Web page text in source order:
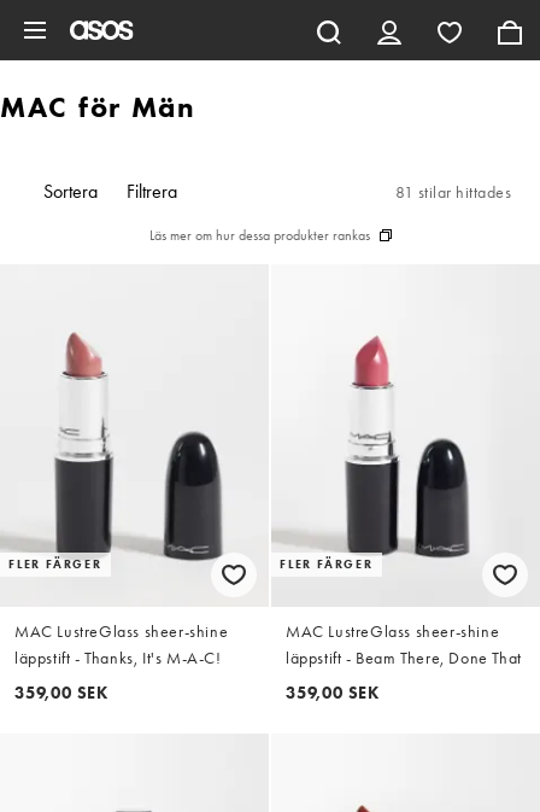
MAC för Män
Sortera Filtrera 81 stilar hittades
Läs mer om hur dessa produkter rankas
FLER FÄRGER
MAC LustreGlass sheer-shine
läppstift - Thanks, It's M-A-C!
359,00 SEK
FLER FÄRGER
MAC LustreGlass sheer-shine
läppstift - Beam There, Done That
359,00 SEK